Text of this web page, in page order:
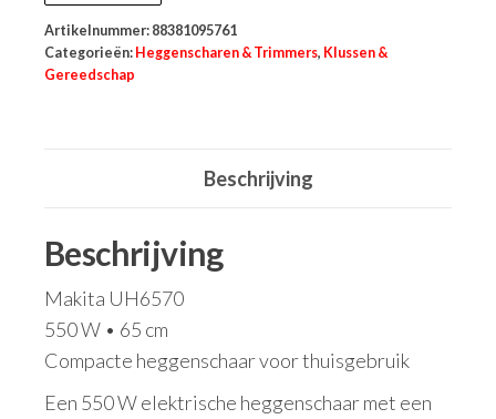
Artikelnummer: 88381095761
Categorieën: Heggenscharen & Trimmers, Klussen &
Gereedschap
Beschrijving
Beschrijving
Makita UH6570
550 W • 65 cm
Compacte heggenschaar voor thuisgebruik
Een 550 W elektrische heggenschaar met een